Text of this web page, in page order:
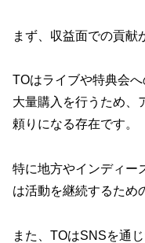
まず、収益面での貢献
TOはライブや特典会
大量購入を行うため、
頼りになる存在です。
特に地方やインディー
は活動を継続するため
また、TOはSNSを通